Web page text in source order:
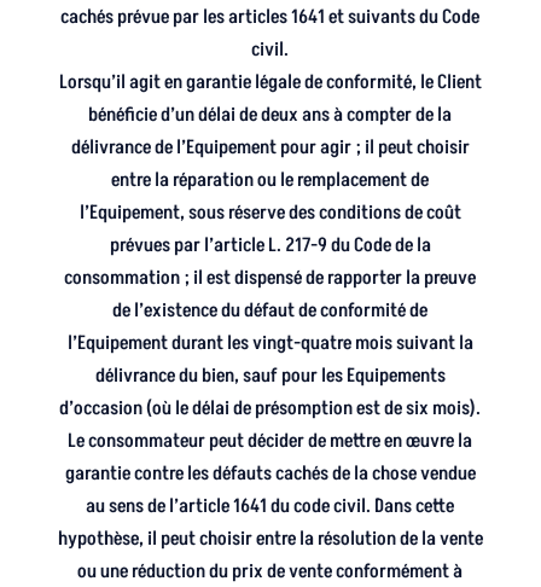
cachés prévue par les articles 1641 et suivants du Code
civil.
Lorsqu’il agit en garantie légale de conformité, le Client
bénéficie d’un délai de deux ans à compter de la
délivrance de l’Equipement pour agir ; il peut choisir
entre la réparation ou le remplacement de
l’Equipement, sous réserve des conditions de coût
prévues par l’article L. 217-9 du Code de la
consommation ; il est dispensé de rapporter la preuve
de l’existence du défaut de conformité de
l’Equipement durant les vingt-quatre mois suivant la
délivrance du bien, sauf pour les Equipements
d’occasion (où le délai de présomption est de six mois).
Le consommateur peut décider de mettre en œuvre la
garantie contre les défauts cachés de la chose vendue
au sens de l’article 1641 du code civil. Dans cette
hypothèse, il peut choisir entre la résolution de la vente
ou une réduction du prix de vente conformément à